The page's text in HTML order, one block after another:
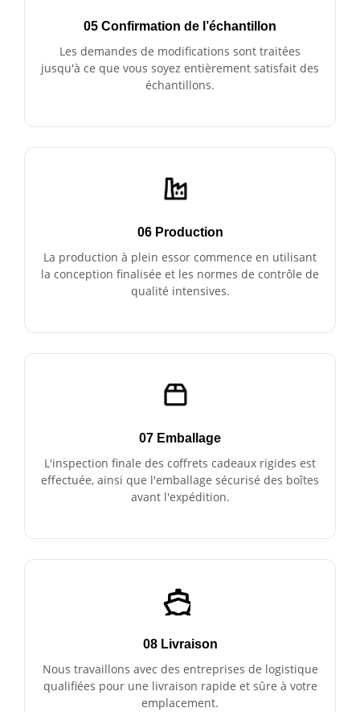
05 Confirmation de l’échantillon
Les demandes de modifications sont traitées
jusqu'à ce que vous soyez entièrement satisfait des
échantillons.
06 Production
La production à plein essor commence en utilisant
la conception finalisée et les normes de contrôle de
qualité intensives.
07 Emballage
L'inspection finale des coffrets cadeaux rigides est
effectuée, ainsi que l'emballage sécurisé des boîtes
avant l'expédition.
08 Livraison
Nous travaillons avec des entreprises de logistique
qualifiées pour une livraison rapide et sûre à votre
emplacement.